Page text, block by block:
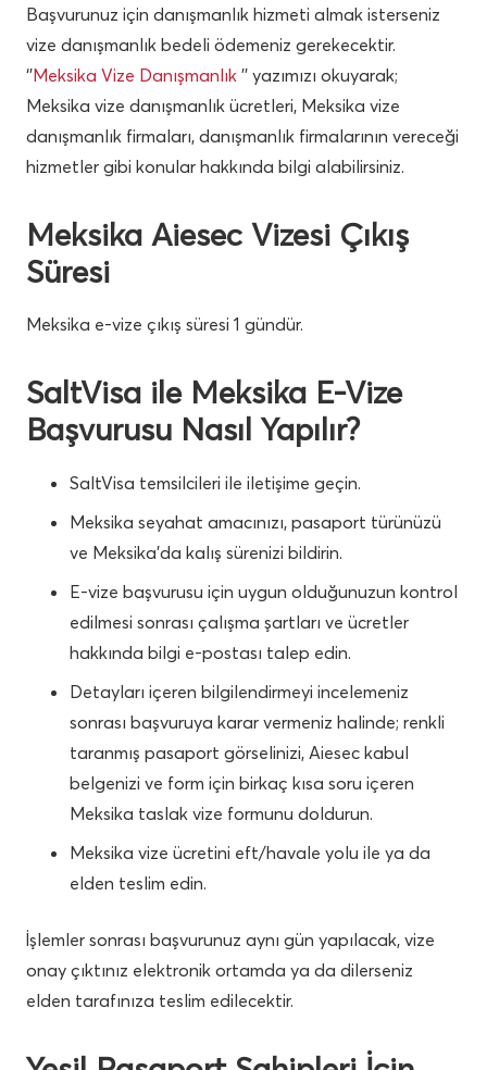
Başvurunuz için danışmanlık hizmeti almak isterseniz
vize danışmanlık bedeli ödemeniz gerekecektir.
‘’Meksika Vize Danışmanlık ’’ yazımızı okuyarak;
Meksika vize danışmanlık ücretleri, Meksika vize
danışmanlık firmaları, danışmanlık firmalarının vereceği
hizmetler gibi konular hakkında bilgi alabilirsiniz.
Meksika Aiesec Vizesi Çıkış
Süresi
Meksika e-vize çıkış süresi 1 gündür.
SaltVisa ile Meksika E-Vize
Başvurusu Nasıl Yapılır?
SaltVisa temsilcileri ile iletişime geçin.
Meksika seyahat amacınızı, pasaport türünüzü
ve Meksika’da kalış sürenizi bildirin.
E-vize başvurusu için uygun olduğunuzun kontrol
edilmesi sonrası çalışma şartları ve ücretler
hakkında bilgi e-postası talep edin.
Detayları içeren bilgilendirmeyi incelemeniz
sonrası başvuruya karar vermeniz halinde; renkli
taranmış pasaport görselinizi, Aiesec kabul
belgenizi ve form için birkaç kısa soru içeren
Meksika taslak vize formunu doldurun.
Meksika vize ücretini eft/havale yolu ile ya da
elden teslim edin.
İşlemler sonrası başvurunuz aynı gün yapılacak, vize
onay çıktınız elektronik ortamda ya da dilerseniz
elden tarafınıza teslim edilecektir.